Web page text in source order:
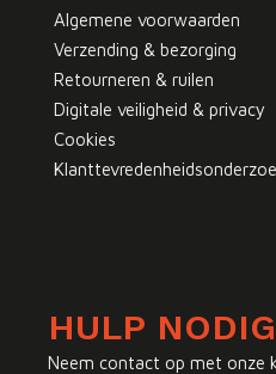
Algemene voorwaarden
Verzending & bezorging
Retourneren & ruilen
Digitale veiligheid & privacy
Cookies
HULP
Neem contact op met onze